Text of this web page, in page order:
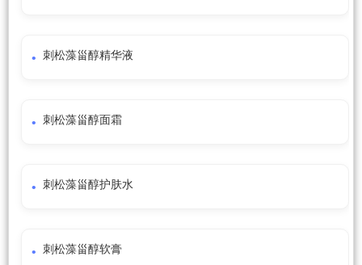
刺松藻甾醇精华液
刺松藻甾醇面霜
刺松藻甾醇护肤水
刺松藻甾醇软膏